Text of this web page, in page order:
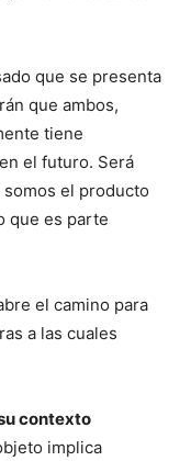
que se presenta
que ambos,
tiene
el futuro. Será
el producto
que es parte
el camino para
a las cuales
contexto
implica